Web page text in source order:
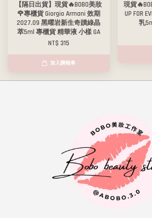
【隔日出貨】現貨🔥BOBO美妝
🌹專櫃貨 Giorgio Armani 效期
2027.09 黑曜岩新生奇蹟綠晶
萃5ml 專櫃貨 精華液 小樣 GA
NT$ 315
加入購物車
現貨
UP FOR
乳